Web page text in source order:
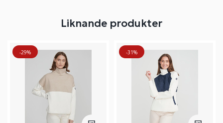
Liknande produkter
-29% -31%